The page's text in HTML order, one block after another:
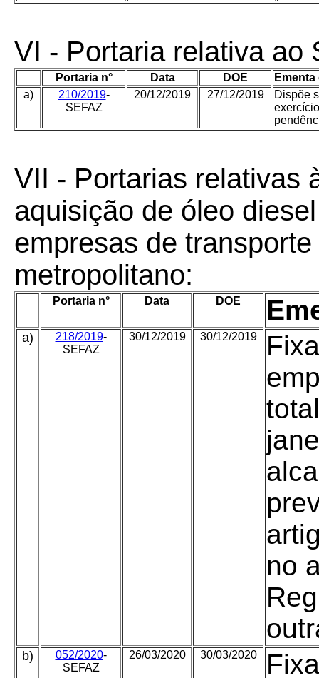
VI - Portaria relativa ao
Portaria n° Data DOE
a)
210/2019-
SEFAZ
20/12/2019 27/12/2019
Dispõe
VII - Portarias relativas
aquisição de óleo
empresas de
metropolitano:
Portaria n° Data DOE
a) 218/2019-
SEFAZ
30/12/2019 30/12/2019
no
b) 052/2020-
SEFAZ
26/03/2020 30/03/2020